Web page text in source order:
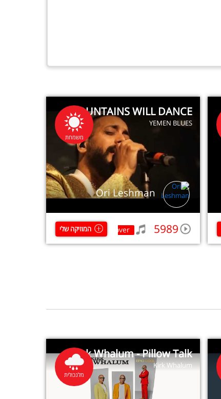
MOUNTAINS WILL DANCE
YEMEN BLUES
משמחת
Ori Leshman
5989
Crossover המוזיקה שלי
Kirk Whalum - Pillow Talk
Kirk Whalum
מלנכולית